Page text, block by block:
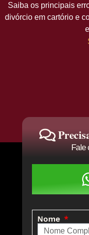
Saiba os principais
divórcio em cartório e
Fale
Nome